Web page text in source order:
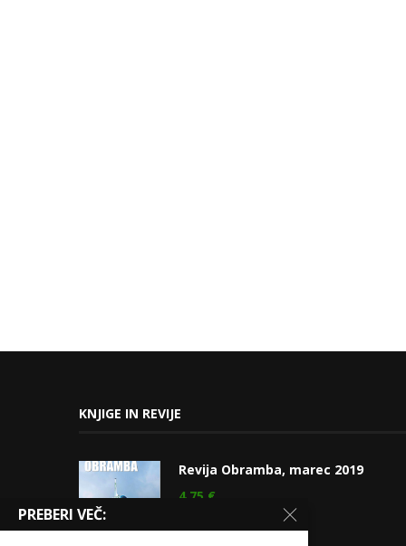
KNJIGE IN REVIJE
Revija Obramba, marec 2019
4,75 €
PREBERI VEČ: